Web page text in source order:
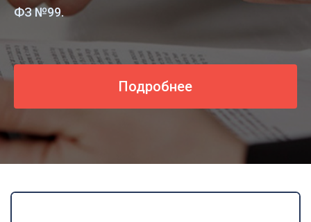
ФЗ №99.
Подробнее